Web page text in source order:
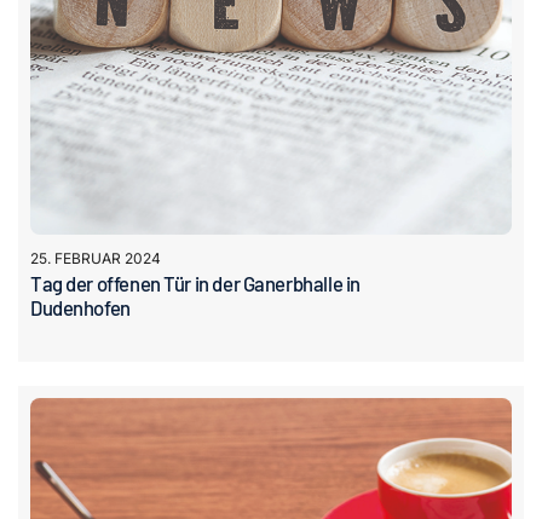
25. FEBRUAR 2024
Tag der offenen Tür in der Ganerbhalle in
Dudenhofen